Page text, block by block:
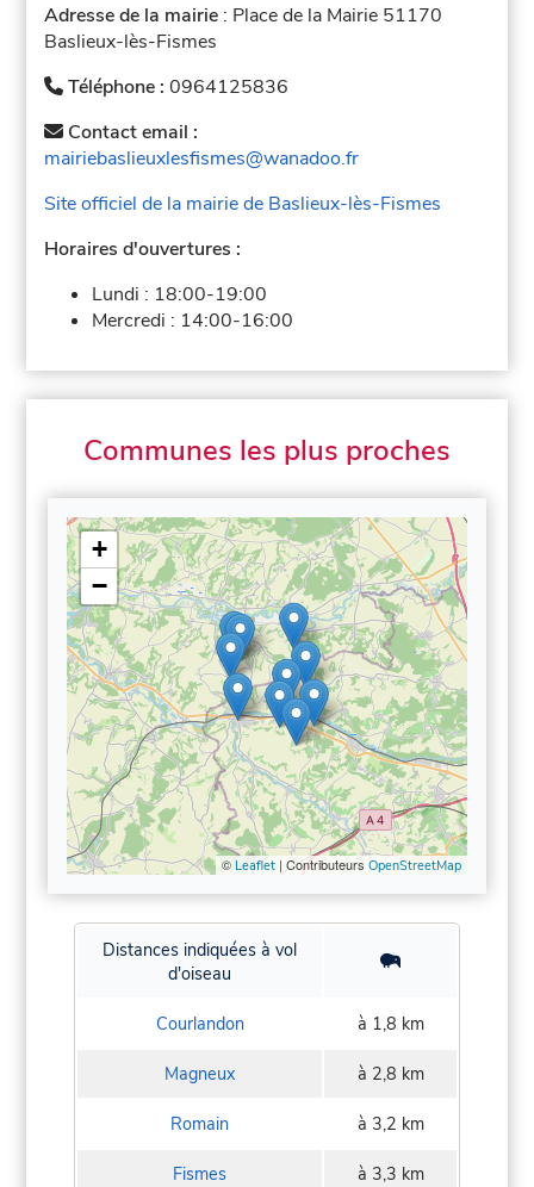
Adresse de la mairie : Place de la Mairie 51170
Baslieux-lès-Fismes
Téléphone :0964125836
Contact email :
mairiebaslieuxlesfismes@wanadoo.fr
Site officiel de la mairie de Baslieux-lès-Fismes
Horaires d'ouvertures :
Lundi : 18:00-19:00
Mercredi : 14:00-16:00
Communes les plus proches
+
−
© Leaflet| Contributeurs OpenStreetMap
Distances indiquées à vol
d'oiseau
Courlandon à 1,8 km
Magneux à 2,8 km
Romain à 3,2 km
Fismes à 3,3 km